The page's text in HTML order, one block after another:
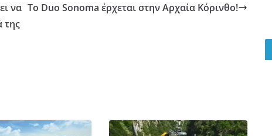
να
της
Το Duo Sonoma έρχεται στην Αρχαία Κόρινθο!